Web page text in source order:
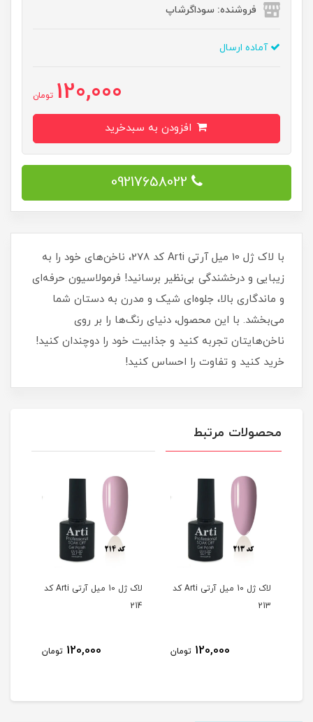
فروشنده: سوداگرشاپ
آماده ارسال
120,000 تومان
09217658022
با لاک ژل 10 میل آرتی Arti کد 278، ناخن‌های خود را به
زیبایی و درخشندگی بی‌نظیر برسانید! فرمولاسیون حرفه‌ای
و ماندگاری بالا، جلوه‌ای شیک و مدرن به دستان شما
می‌بخشد. با این محصول، دنیای رنگ‌ها را بر روی
ناخن‌هایتان تجربه کنید و جذابیت خود را دوچندان کنید!
خرید کنید و تفاوت را احساس کنید!
محصولات مرتبط
لاک ژل 10 میل آرتی Arti کد
213
120,000 تومان
لاک ژل 10 میل آرتی Arti کد
214
120,000 تومان